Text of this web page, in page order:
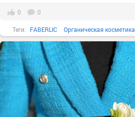
0 0
Теги: FABERLIC Органическая косметика